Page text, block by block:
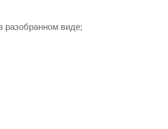
разобранном виде;